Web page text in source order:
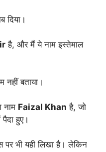
दिया।
है, और मैं ये नाम इस्तेमाल
नहीं बताया।
नाम Faizal Khan है, जो
हुए।
भी यही लिखा है। लेकिन